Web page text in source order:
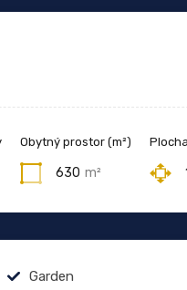
Obytný prostor (m²)
630 m²
Garden